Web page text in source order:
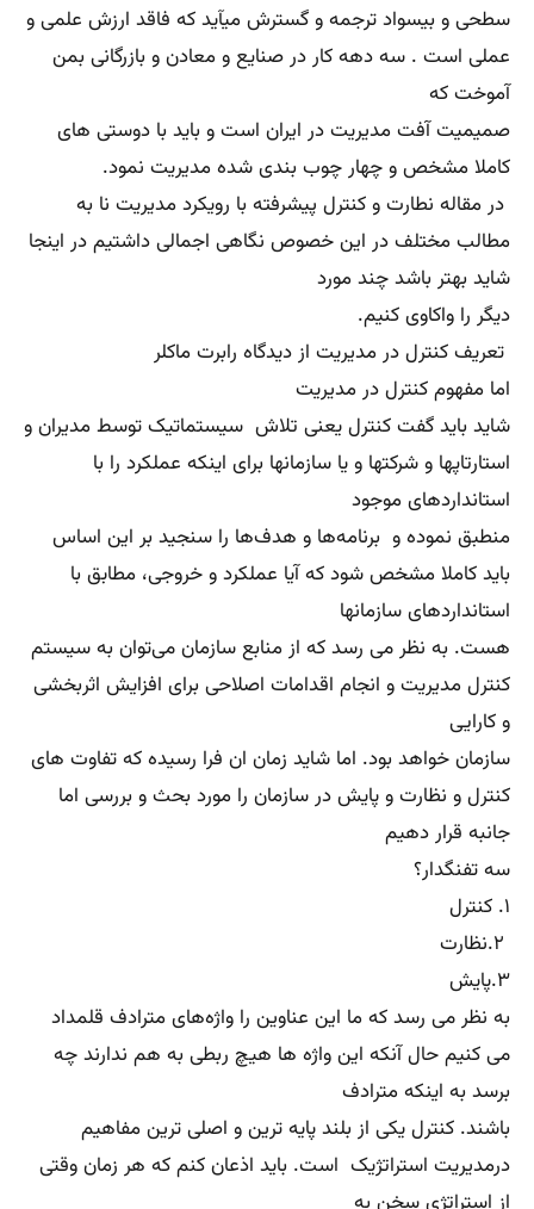
باید کاملا مشخص شود که آیا عملکرد و خروجی، مطابق با
استانداردهای سازمانها
هست. به نظر می رسد که از منابع سازمان می‌توان به سیستم
کنترل مدیریت و انجام اقدامات اصلاحی برای افزایش اثربخشی
و کارایی
سازمان خواهد بود. اما شاید زمان ان فرا رسیده که تفاوت های
کنترل و نظارت و پایش در سازمان را مورد بحث و بررسی اما
جانبه قرار دهیم
سه تفنگدار؟
۲.نظارت
۳.پایش
به نظر می رسد که ما این عناوین را واژه‌های مترادف قلمداد
می کنیم حال آنکه این واژه ها هیچ ربطی به هم ندارند چه
برسد به اینکه مترادف
باشند. کنترل یکی از بلند پایه‌ ترین و اصلی ترین مفاهیم
درمدیریت استراتژیک است. باید اذعان کنم که هر زمان وقتی
از استراتژی سخن به
میان‌می آید همه‌چیز در برنامه‌ریزی و اجرای استراتژی خلاصه
نشده و نخواهد شد بجای آن باید فرایند پایش و اقدام‌های
اصلاحی هم به شکلی
دقیق تعریف شود. این کنترل استراتژیک است که حلقه‌ی
مدیریت استراتژیک را تکمیل می‌کند.
سه کلید واژه بسیار مهم در درس نظارت و کنترل پیشرفته با
رویکرد مدیریت
اول
نظارت (Supervision)
دوم
پایش (Monitoring)
سوم
کنترل (Control)
اما به نظر می رسد که نظارت اصطلاحی بسیار عمومی و کاربردی
است و معنای آن می‌تواند بسته به فضای گفتگو،بسیار بسیار